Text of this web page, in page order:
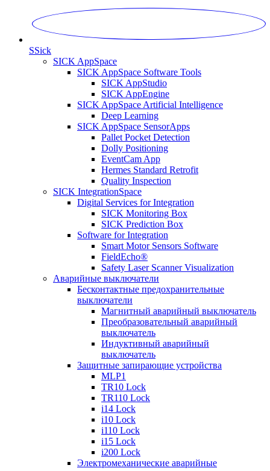
SSick
SICK AppSpace
SICK AppSpace Software Tools
SICK AppStudio
SICK AppEngine
SICK AppSpace Artificial Intelligence
Deep Learning
SICK AppSpace SensorApps
Pallet Pocket Detection
Dolly Positioning
EventCam App
Hermes Standard Retrofit
Quality Inspection
SICK IntegrationSpace
Digital Services for Integration
SICK Monitoring Box
SICK Prediction Box
Software for Integration
Smart Motor Sensors Software
FieldEcho®
Safety Laser Scanner Visualization
Аварийные выключатели
Бесконтактные предохранительные
выключатели
Магнитный аварийный выключатель
Преобразовательный аварийный
выключатель
Индуктивный аварийный
выключатель
Защитные запирающие устройства
MLP1
TR10 Lock
TR110 Lock
i14 Lock
i10 Lock
i110 Lock
i15 Lock
i200 Lock
Электромеханические аварийные